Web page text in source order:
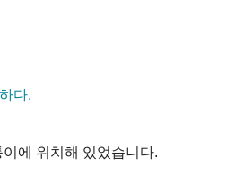
다.
에 위치해 있었습니다.